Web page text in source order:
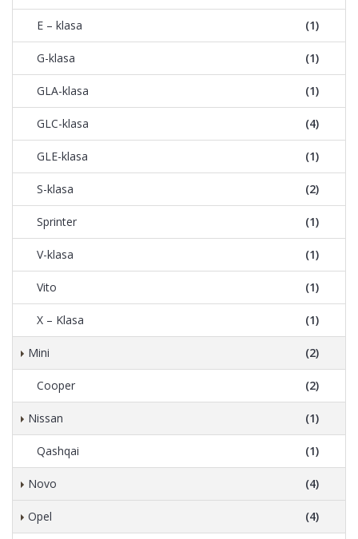
E – klasa (1)
G-klasa (1)
GLA-klasa (1)
GLC-klasa (4)
GLE-klasa (1)
S-klasa (2)
Sprinter (1)
V-klasa (1)
Vito (1)
X – Klasa (1)
Mini (2)
Cooper (2)
Nissan (1)
Qashqai (1)
Novo (4)
Opel (4)